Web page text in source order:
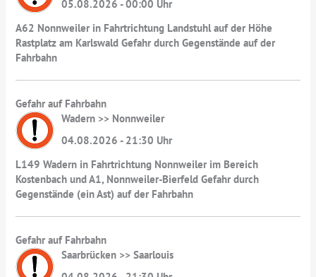
05.08.2026 - 00:00 Uhr
A62 Nonnweiler in Fahrtrichtung Landstuhl auf der Höhe
Rastplatz am Karlswald Gefahr durch Gegenstände auf der
Fahrbahn
Gefahr auf Fahrbahn
Wadern >> Nonnweiler
04.08.2026 - 21:30 Uhr
L149 Wadern in Fahrtrichtung Nonnweiler im Bereich
Kostenbach und A1, Nonnweiler-Bierfeld Gefahr durch
Gegenstände (ein Ast) auf der Fahrbahn
Gefahr auf Fahrbahn
Saarbrücken >> Saarlouis